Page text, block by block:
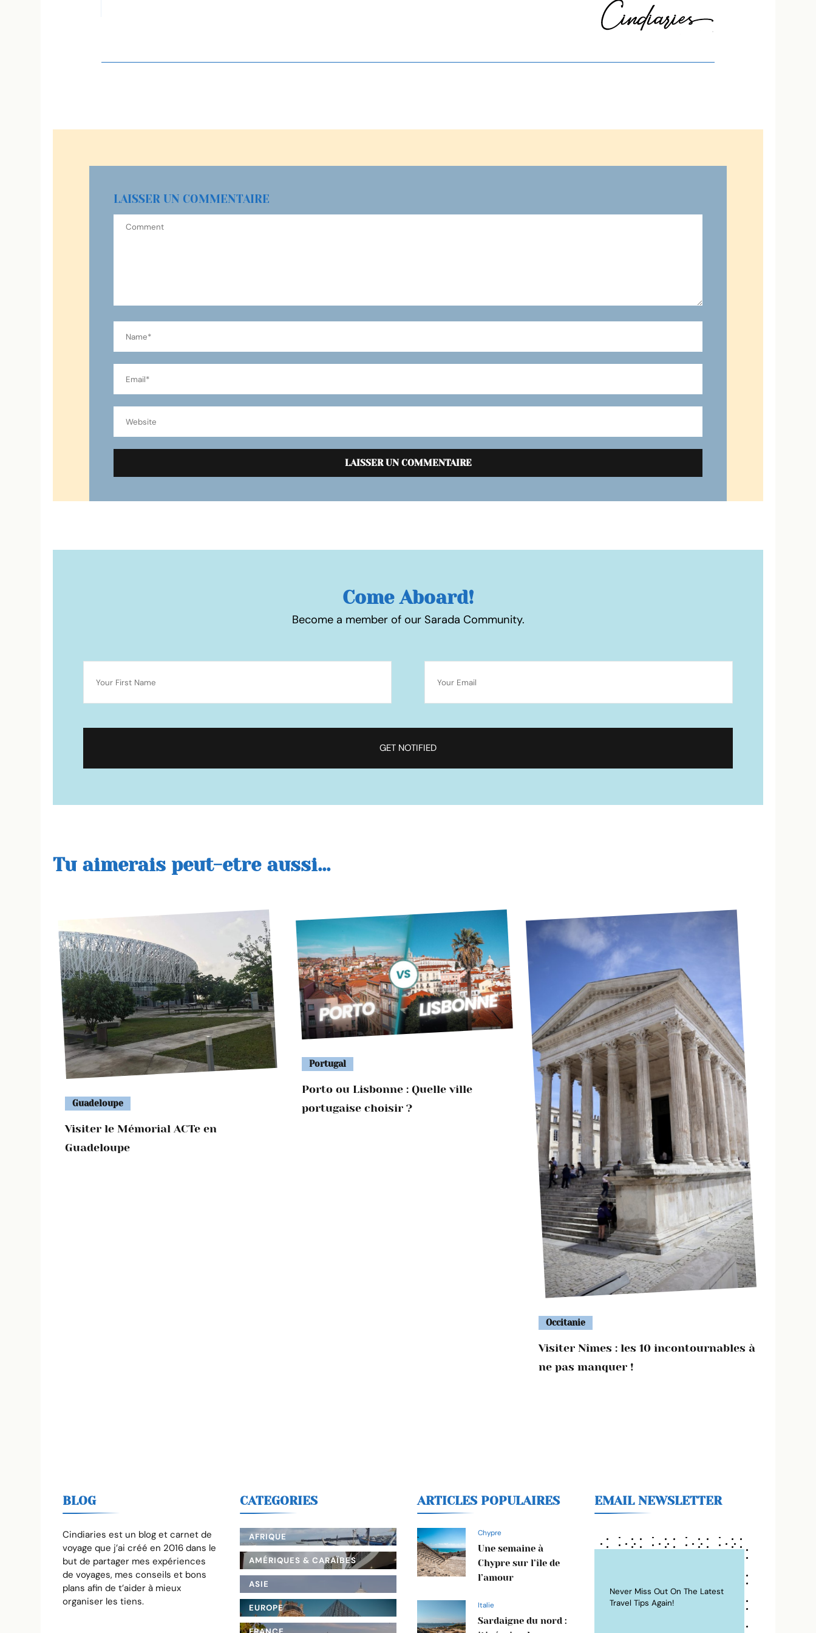
LAISSER UN COMMENTAIRE
Come Aboard!
Become a member of our Sarada Community.
Tu aimerais peut-etre aussi...
Guadeloupe
Visiter le Mémorial ACTe en
Guadeloupe
Portugal
Porto ou Lisbonne : Quelle ville
portugaise choisir ?
Occitanie
Visiter Nîmes : les 10 incontournables à
ne pas manquer !
BLOG
Cindiaries est un blog et carnet de
voyage que j’ai créé en 2016 dans le
but de partager mes expériences
de voyages, mes conseils et bons
plans afin de t’aider à mieux
organiser les tiens.
CATEGORIES
AFRIQUE
AMÉRIQUES & CARAÏBES
ASIE
EUROPE
ARTICLES POPULAIRES
Chypre
Une semaine à
Chypre sur l’île de
l’amour
Italie
Sardaigne du nord :
EMAIL NEWSLETTER
Never Miss Out On The Latest
Travel Tips Again!